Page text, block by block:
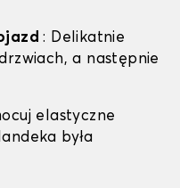
: Delikatnie
a następnie
elastyczne
była